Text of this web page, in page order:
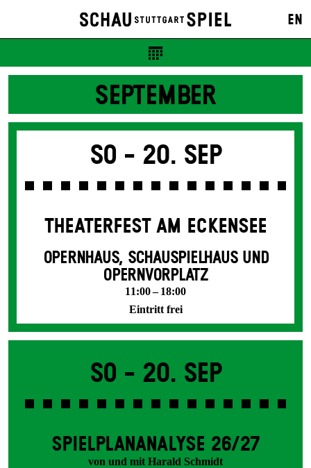
EN
SEPTEMBER
So - 20. Sep
THEATERFEST AM ECKENSEE
OPERNHAUS, SCHAUSPIELHAUS UND
OPERNVORPLATZ
11:00 – 18:00
Eintritt frei
So - 20. Sep
SPIEL­PLAN­ANALYSE 26/27
von und mit Harald Schmidt